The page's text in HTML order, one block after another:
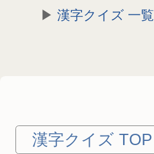
漢字クイズ 一覧
漢字クイズ TOP